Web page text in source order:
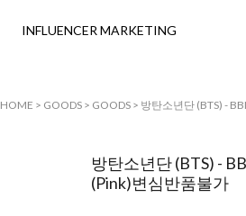
INFLUENCER MARKETING
HOME > GOODS > GOODS > 방탄소년단 (BTS) -
방탄소년단 (BTS) -
(Pink)변심반품불가